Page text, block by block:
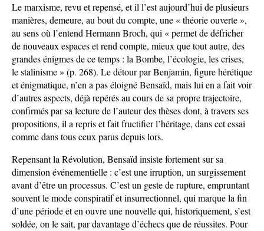
Le marxisme, revu et repensé, et il l’est aujourd’hui de plusieurs
manières, demeure, au bout du compte, une « théorie ouverte »,
au sens où l’entend Hermann Broch, qui « permet de défricher
de nouveaux espaces et rend compte, mieux que tout autre, des
grandes énigmes de ce temps : la Bombe, l’écologie, les crises,
le stalinisme » (p. 268). Le détour par Benjamin, figure hérétique
et énigmatique, n’en a pas éloigné Bensaïd, mais lui en a fait voir
d’autres aspects, déjà repérés au cours de sa propre trajectoire,
confirmés par sa lecture de l’auteur des thèses dont, à travers ses
propositions, il a repris et fait fructifier l’héritage, dans cet essai
comme dans tous ceux parus depuis lors.
Repensant la Révolution, Bensaïd insiste fortement sur sa
dimension événementielle : c’est une irruption, un surgissement
avant d’être un processus. C’est un geste de rupture, empruntant
souvent le mode conspiratif et insurrectionnel, qui marque la fin
d’une période et en ouvre une nouvelle qui, historiquement, s’est
soldée, on le sait, par davantage d’échecs que de réussites. Pour